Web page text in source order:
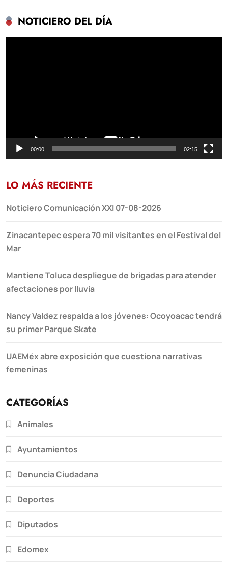
NOTICIERO DEL DÍA
00:00 02:15
LO MÁS RECIENTE
Noticiero Comunicación XXI 07-08-2026
Zinacantepec espera 70 mil visitantes en el Festival del
Mar
Mantiene Toluca despliegue de brigadas para atender
afectaciones por lluvia
Nancy Valdez respalda a los jóvenes: Ocoyoacac tendrá
su primer Parque Skate
UAEMéx abre exposición que cuestiona narrativas
femeninas
CATEGORÍAS
Animales
Ayuntamientos
Denuncia Ciudadana
Deportes
Diputados
Edomex